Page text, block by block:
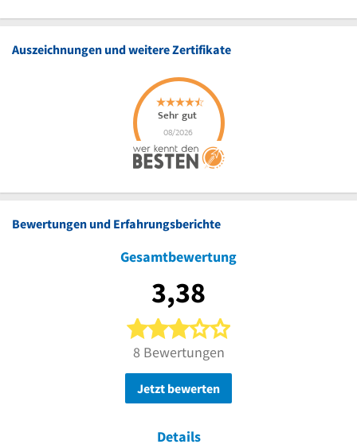
Auszeichnungen und weitere Zertifikate
Bewertungen und Erfahrungsberichte
Gesamtbewertung
3,38
3 von 5 Sternen
8 Bewertungen
Jetzt bewerten
Details